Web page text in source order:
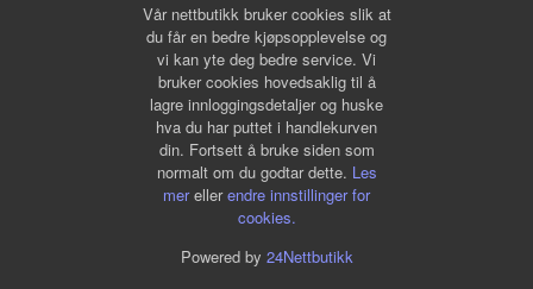
Vår nettbutikk bruker cookies slik at
du får en bedre kjøpsopplevelse og
vi kan yte deg bedre service. Vi
bruker cookies hovedsaklig til å
lagre innloggingsdetaljer og huske
hva du har puttet i handlekurven
din. Fortsett å bruke siden som
normalt om du godtar dette. Les
merellerendre innstillinger for
cookies.
Powered by 24Nettbutikk